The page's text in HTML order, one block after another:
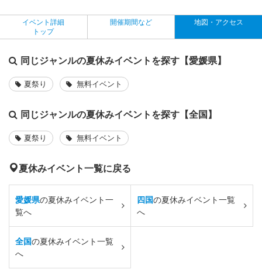
イベント詳細
トップ
開催期間など 地図・アクセス
同じジャンルの夏休みイベントを探す【愛媛県】
夏祭り 無料イベント
同じジャンルの夏休みイベントを探す【全国】
夏祭り 無料イベント
夏休みイベント一覧に戻る
愛媛県の夏休みイベント一
覧へ
四国の夏休みイベント一覧
へ
全国の夏休みイベント一覧
へ